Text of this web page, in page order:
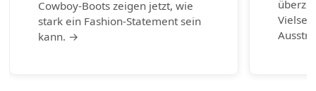
Cowboy-Boots zeigen jetzt, wie
stark ein Fashion-Statement sein
kann. →